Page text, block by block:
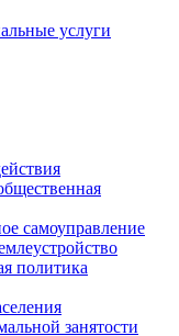
услуги
самоуправление
политика
занятости